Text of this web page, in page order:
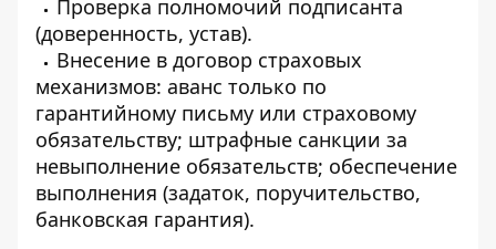
Проверка полномочий подписанта
(доверенность, устав).
Внесение в договор страховых
механизмов: аванс только по
гарантийному письму или страховому
обязательству; штрафные санкции за
невыполнение обязательств; обеспечение
выполнения (задаток, поручительство,
банковская гарантия).